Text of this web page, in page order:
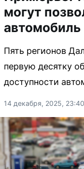
могут
автомобиль
Пять регионов
первую десятку
доступности
14 декабря, 2025, 23:40